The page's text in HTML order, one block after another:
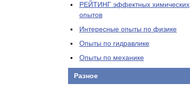
РЕЙТИНГ эффектных химических
опытов
Интересные опыты по физике
Опыты по гидравлике
Опыты по механике
Разное